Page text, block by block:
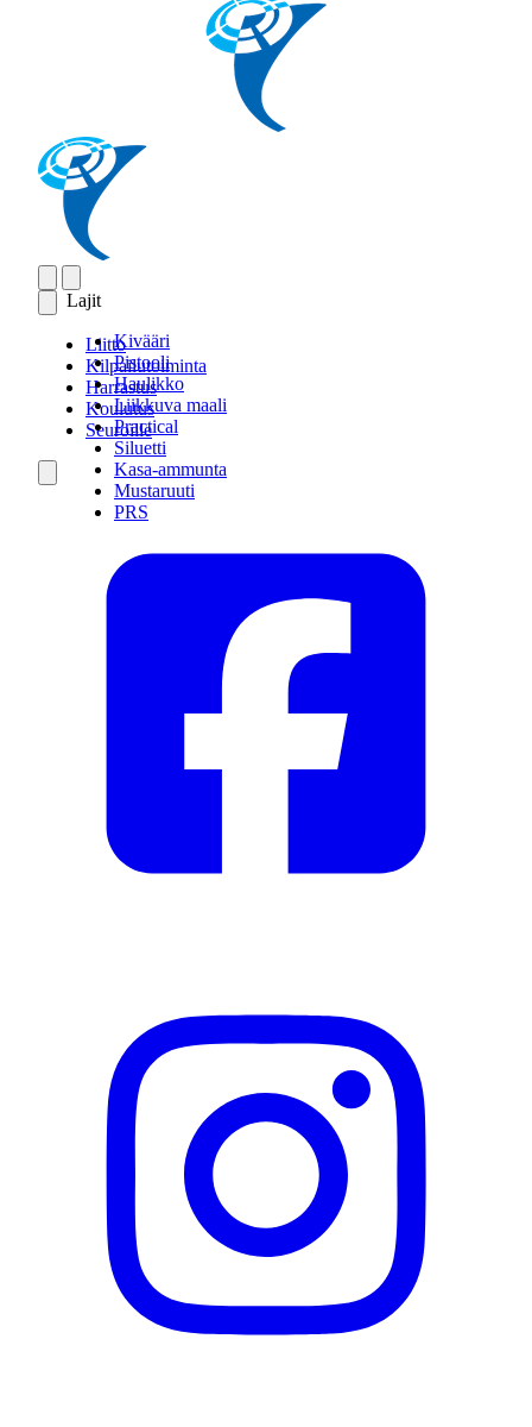
Lajit
Kivääri
Pistooli
Haulikko
Liikkuva maali
Practical
Siluetti
Kasa-ammunta
Mustaruuti
PRS
Liitto
Kilpailutoiminta
Harrastus
Koulutus
Seuroille